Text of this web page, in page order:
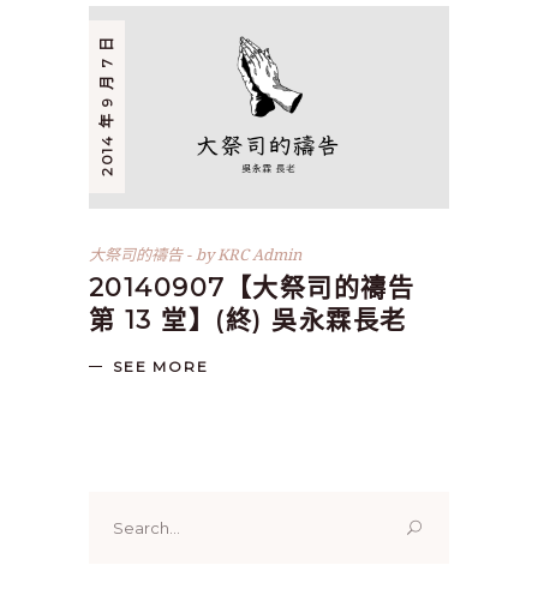
2014 年 9 月 7 日
大祭司的禱告 byKRC Admin
20140907【大祭司的禱告
第 13 堂】(終) 吳永霖長老
SEE MORE
for: